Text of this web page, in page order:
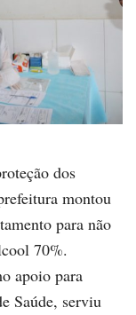
dos
montou
para não
70%.
apoio para
Saúde, serviu